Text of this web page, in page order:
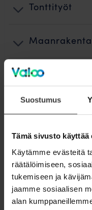
Suostumus
Tämä sivusto käyttää
Käytämme evästeitä
räätälöimiseen,
tukemiseen ja
jaamme sosiaalisen
alan
Tonttityöt
Kuidun
Jälkityöt ja
Laskutus
Valokuidun